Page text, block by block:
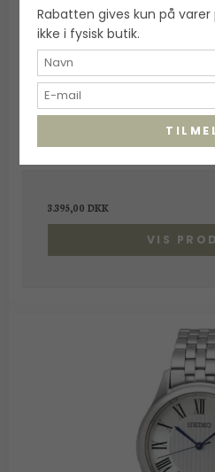
SEIKO: Seiko Classic
3.395,00 DKK
VIS
Rabatten gives kun på
ikke i fysisk butik.